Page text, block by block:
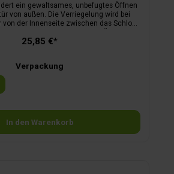
ein gewaltsames, unbefugtes Öffnen
von außen. Die Verriegelung wird bei
von der Innenseite zwischen das Schloss
außen noch von innen möglich.kein
Campern für Camper
25,85 €*
Verpackung
In den Warenkorb